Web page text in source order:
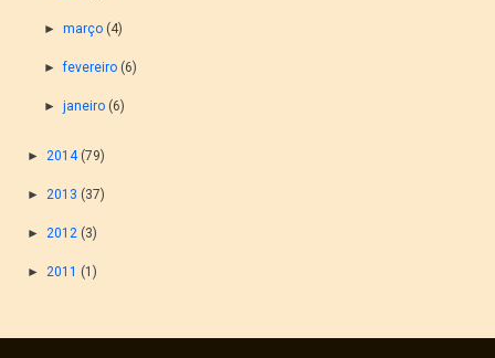
► março (4)
►fevereiro (6)
► janeiro (6)
► 2014 (79)
► 2013 (37)
► 2012 (3)
► 2011 (1)